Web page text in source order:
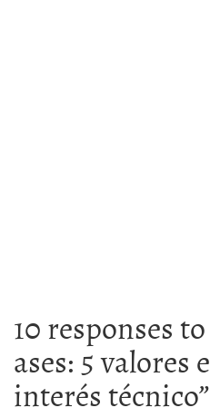
10 responses to
ases: 5 valores
interés técnico”